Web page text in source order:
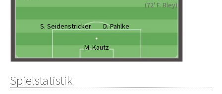
(72' F. Bley)
S. Seidenstricker D. Pahlke
M. Kautz
Spielstatistik